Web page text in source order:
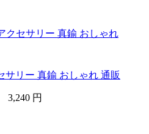
サリー 真鍮 おしゃれ 通販
3,240 円